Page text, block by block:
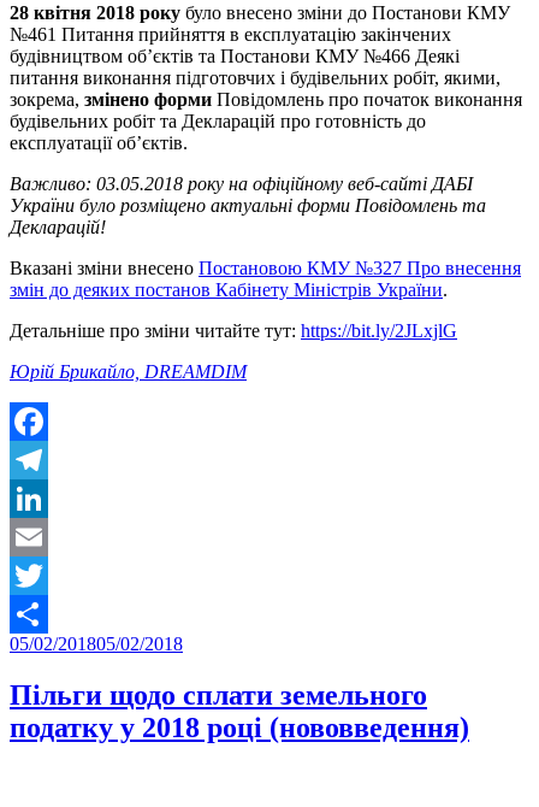
28 квітня 2018 року було внесено зміни до Постанови КМУ
№461 Питання прийняття в експлуатацію закінчених
будівництвом об’єктів та Постанови КМУ №466 Деякі
питання виконання підготовчих і будівельних робіт, якими,
зокрема, змінено форми Повідомлень про початок виконання
будівельних робіт та Декларацій про готовність до
експлуатації об’єктів.
Важливо: 03.05.2018 року на офіційному веб-сайті ДАБІ
України було розміщено актуальні форми Повідомлень та
Декларацій!
Вказані зміни внесено Постановою КМУ №327 Про внесення
змін до деяких постанов Кабінету Міністрів України.
Детальніше про зміни читайте тут: https://bit.ly/2JLxjlG
Юрій Брикайло, DREAMDIM
Facebook
Telegram
LinkedIn
Email
Twitter
Share
Posted
05/02/201805/02/2018
Пільги щодо сплати земельного
податку у 2018 році (нововведення)